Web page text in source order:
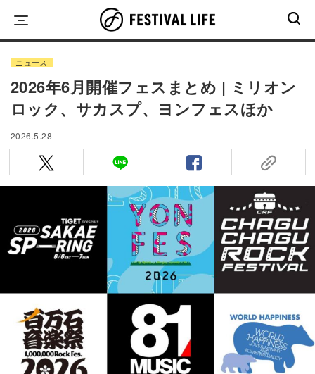
content
ニュース
2026年6月開催フェスまとめ | ミリオン
ロック、サカスプ、ヨンフェスほか
2026.5.28